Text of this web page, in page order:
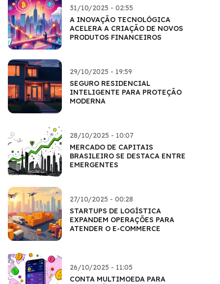
31/10/2025 - 02:55
A INOVAÇÃO TECNOLÓGICA
ACELERA A CRIAÇÃO DE NOVOS
PRODUTOS FINANCEIROS
29/10/2025 - 19:59
SEGURO RESIDENCIAL
INTELIGENTE PARA PROTEÇÃO
MODERNA
28/10/2025 - 10:07
MERCADO DE CAPITAIS
BRASILEIRO SE DESTACA ENTRE
EMERGENTES
27/10/2025 - 00:28
STARTUPS DE LOGÍSTICA
EXPANDEM OPERAÇÕES PARA
ATENDER O E-COMMERCE
26/10/2025 - 11:05
CONTA MULTIMOEDA PARA